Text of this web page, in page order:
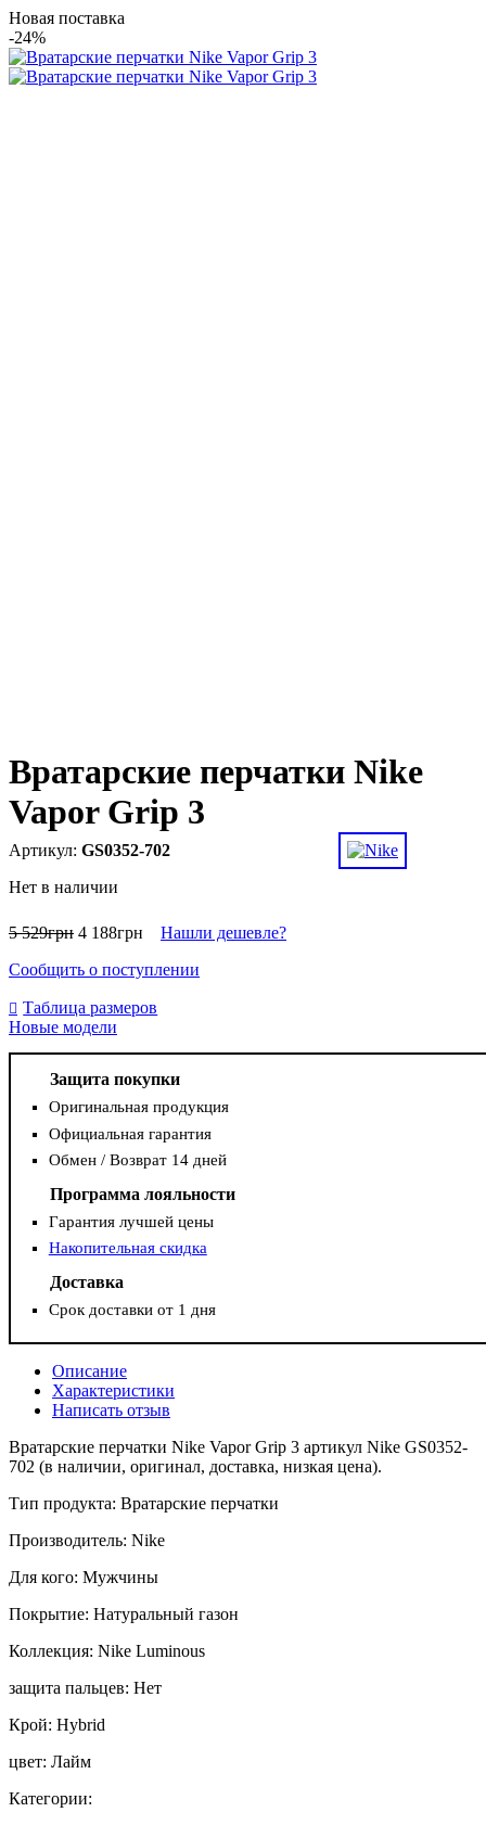
Новая поставка
-24%
Вратарские перчатки Nike
Vapor Grip 3
GS0352-702
Нет в наличии
5 529грн 4 188грн
Нашли дешевле?
Сообщить о поступлении
Таблица размеров
Новые модели
Защита покупки
Оригинальная продукция
Официальная гарантия
Обмен / Возврат 14 дней
Программа лояльности
Гарантия лучшей цены
Накопительная скидка
Доставка
Срок доставки от 1 дня
Описание
Характеристики
Написать отзыв
Вратарские перчатки Nike Vapor Grip 3 артикул Nike GS0352-
702 (в наличии, оригинал, доставка, низкая цена).
Тип продукта: Вратарские перчатки
Производитель: Nike
Для кого: Мужчины
Покрытие: Натуральный газон
Коллекция: Nike Luminous
защита пальцев: Нет
Крой: Hybrid
цвет: Лайм
Категории: